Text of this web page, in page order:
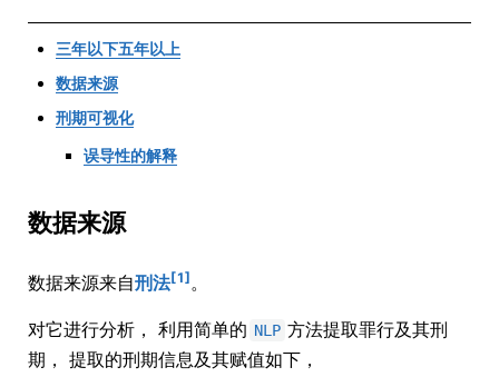
三年以下五年以上
数据来源
刑期可视化
误导性的解释
数据来源
数据来源来自刑法[1]。
对它进行分析， 利用简单的 NLP 方法提取罪行及其刑
期， 提取的刑期信息及其赋值如下，